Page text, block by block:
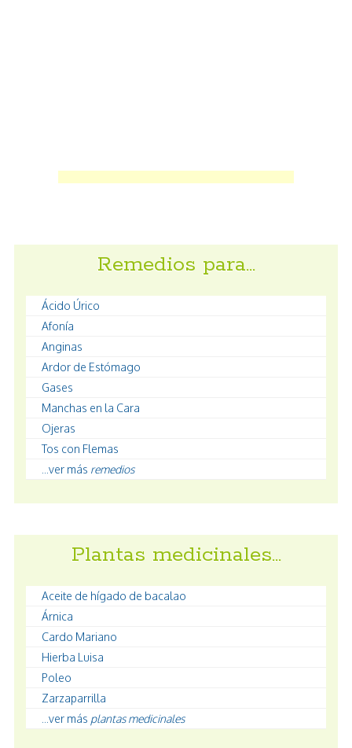
Remedios para…
Ácido Úrico
Afonía
Anginas
Ardor de Estómago
Gases
Manchas en la Cara
Ojeras
Tos con Flemas
...ver más remedios
Plantas medicinales…
Aceite de hígado de bacalao
Árnica
Cardo Mariano
Hierba Luisa
Poleo
Zarzaparrilla
...ver más plantas medicinales